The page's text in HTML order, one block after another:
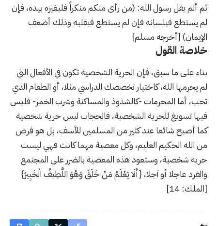
ثم ألم يقل رسول الله: (من رأى منكم منكراً فليغيره بيده، فإن
لم يستطع فبلسانه فإن لم يستطع فبقلبه وذلك أضعف
الإيمان) [أخرجه مسلم]
خلاصة القول
بناء على ما سبق، فإن الحرية الشخصية تكون في الأفعال التي
لم يحرمها الله، كاختيار تخصصك الدراسي مثلا، أو الطعام الذي
تحب، أما المحرمات -كالشذوذ والمساكنة وشرب الخمر- فليس
فيها تسويغ للحرية الشخصية، فالحجاب ليس حرية شخصية
كما أصبح شائعا عند كثير من المسلمين للأسف، بل هو فرض
من الله الحكيم العليم، وكل معصية مهما كانت فهي ليست
حرية شخصية، وستعود هذه المعصية بالضرر على المجتمع
والفرد عاجلا أو آجلا، {أَلَا يَعْلَمُ مَنْ خَلَقَ وَهُوَ اللَّطِيفُ الْخَبِيرُ}
[الملك: 14]